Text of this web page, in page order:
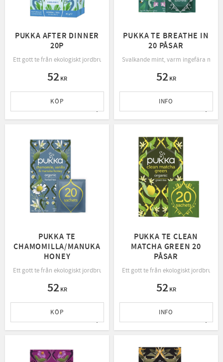
PUKKA AFTER DINNER
20P
Ett gott te från ekologiskt jordbruk, rättvis handel och bevarande av naturen.
52KR
Lägg till i favoriter
KÖP
PUKKA TE BREATHE IN
20 PÅSAR
Svalkande mint, varm ingefära med
52KR
INFO
PUKKA TE
CHAMOMILLA/MANUKA
HONEY
Ett gott te från ekologiskt jordbruk, rättvis handel och bevarande av naturen.
52KR
Lägg till i favoriter
KÖP
PUKKA TE CLEAN
MATCHA GREEN 20
PÅSAR
Ett gott te från ekologiskt jordbruk,
52KR
INFO